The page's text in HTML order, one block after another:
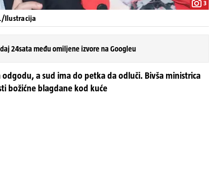
3
Ilustracija
24sata među omiljene izvore na Googleu
odgodu, a sud ima do petka da odluči. Bivša ministrica
božićne blagdane kod kuće